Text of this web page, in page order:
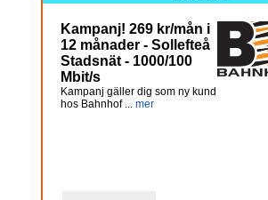
Kampanj! 269 kr/mån i
12 månader - Sollefteå
Stadsnät - 1000/100
Mbit/s
Kampanj gäller dig som ny kund
hos Bahnhof ... mer